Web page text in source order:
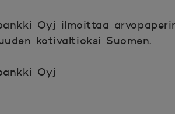
Oyj ilmoittaa
kotivaltioksi Suomen.
Oyj